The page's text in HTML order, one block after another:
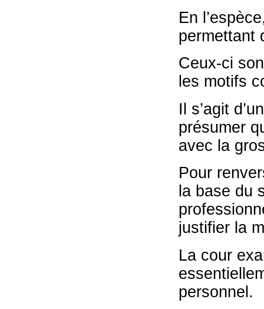
En
permettant
Ceux-ci
les motifs
Il s’agit
présumer
avec la
Pour
la base du
justifier la
La cour
personnel.